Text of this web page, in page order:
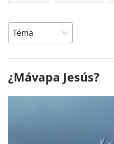
¿Mávapa Jesús?